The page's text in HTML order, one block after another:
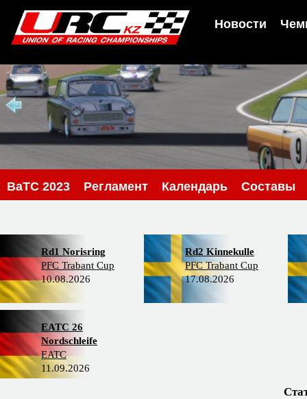
Новости
BaTC 2023 Регламент Календарь Составы
Rd1 Norisring
PFC Trabant Cup
10.08.2026
Rd2 Kinnekulle
PFC Trabant Cup
17.08.2026
EATC 26
Nordschleife
EATC
11.09.2026